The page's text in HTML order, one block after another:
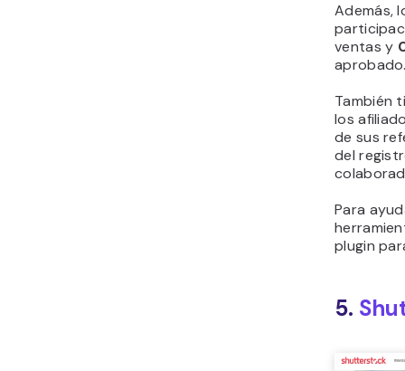
Además,
ventas y
También
los
de sus
del
Para
plugin
5.